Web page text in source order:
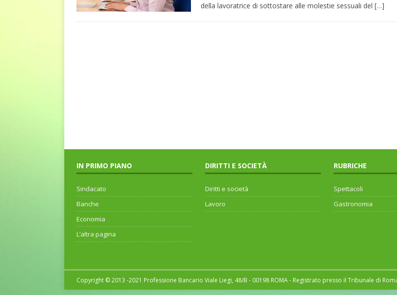
della lavoratrice di sottostare alle molestie sessuali del […]
IN PRIMO PIANO
Sindacato
Banche
Economia
L’altra pagina
DIRITTI E SOCIETÀ
Diritti e società
Lavoro
RUBRICHE
Spettacoli
Gastronomia
Copyright © 2013 -2021 Professione Bancario Viale Liegi, 48/B - 00198 ROMA - Registrato presso il Tribunale di